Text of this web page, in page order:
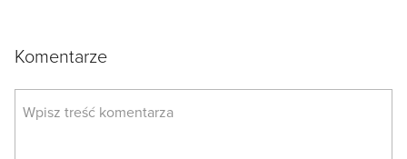
Komentarze